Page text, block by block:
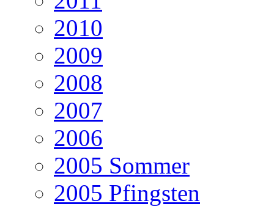
2010
2009
2008
2007
2006
2005 Sommer
2005 Pfingsten